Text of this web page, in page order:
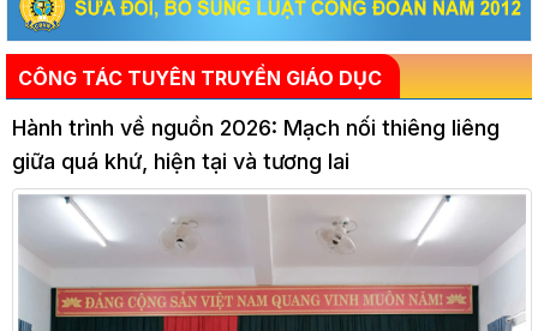
CÔNG TÁC TUYÊN TRUYỀN GIÁO DỤC
Hành trình về nguồn 2026: Mạch nối thiêng liêng
giữa quá khứ, hiện tại và tương lai